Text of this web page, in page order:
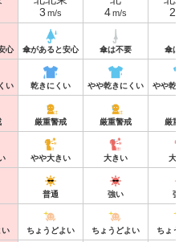
3 m/s
4m/s
2
心 傘があると安心 傘は不要 傘は
い 乾きにくい やや乾きにくい やや乾
厳重警戒 厳重警戒 厳重
やや大きい 大きい 大
普通 強い 強
い ちょうどよい ちょうどよい ちょう